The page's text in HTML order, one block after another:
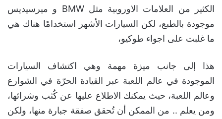
الكثير من العلامات الاوروبية مثل BMW و ميرسيديس
موجودة بالطبع، لكن السيارات الأشهر استخدامًا هناك هي
ما غلبت على اجواء طوكيو،
هذا إلى جانب ميزة مهمة وهي اكتشاف السيارات
الموجودة في عالم اللعبة عبر القيادة الحرّة في الشوارع
وعالم اللعبة، حيث يمكنك الاطلاع عليها عن كُثب وشرائها،
ومن يعلم .. من الممكن أن تُحقق صفقة جبارة منها، ولكن